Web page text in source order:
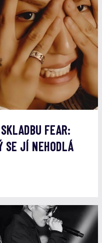
FEAR:
SE JÍ NEHODLÁ